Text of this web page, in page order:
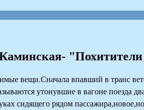
вещи.Сначала впавший в транс
утонувшие в вагоне поезда
сидящего рядом